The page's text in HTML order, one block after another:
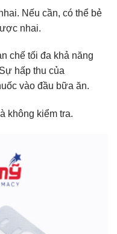
Nếu cần, có thể bẻ
nhai.
chế tối đa khả năng
hấp thu của
vào đầu bữa ăn.
không kiểm tra.